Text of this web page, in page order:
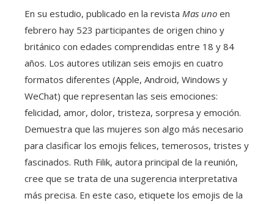
En su estudio, publicado en la revista Mas uno en
febrero hay 523 participantes de origen chino y
británico con edades comprendidas entre 18 y 84
años. Los autores utilizan seis emojis en cuatro
formatos diferentes (Apple, Android, Windows y
WeChat) que representan las seis emociones:
felicidad, amor, dolor, tristeza, sorpresa y emoción.
Demuestra que las mujeres son algo más necesario
para clasificar los emojis felices, temerosos, tristes y
fascinados. Ruth Filik, autora principal de la reunión,
cree que se trata de una sugerencia interpretativa
más precisa. En este caso, etiquete los emojis de la